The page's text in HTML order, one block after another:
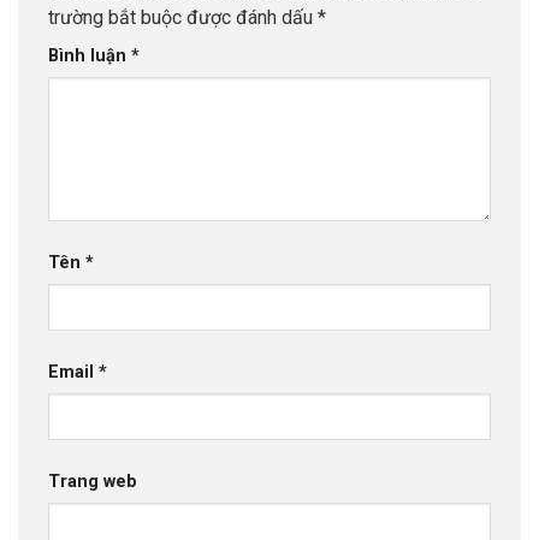
trường bắt buộc được đánh dấu *
Bình luận *
Tên *
Email *
Trang web